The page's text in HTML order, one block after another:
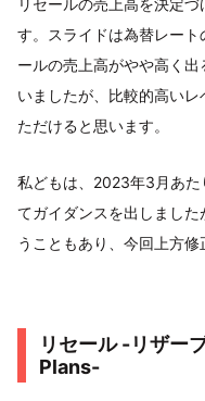
す。スライドは為替レー
ールの売上高がやや高く
いましたが、比較的高い
ただけると思います。
私どもは、2023年3月あた
てガイダンスを出しまし
うこともあり、今回上方修
リセール -リザー
Plans-